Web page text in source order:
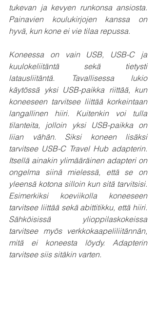
tukevan ja kevyen runkonsa ansiosta.
Painavien koulukirjojen kanssa on
hyvä, kun kone ei vie tilaa repussa.
Koneessa on vain USB, USB-C ja
kuulokeliitäntä sekä tietysti
latausliitäntä. Tavallisessa lukio
käytössä yksi USB-paikka riittää, kun
koneeseen tarvitsee liittää korkeintaan
langallinen hiiri. Kuitenkin voi tulla
tilanteita, jolloin yksi USB-paikka on
liian vähän. Siksi koneen lisäksi
tarvitsee USB-C Travel Hub adapterin.
Itsellä ainakin ylimääräinen adapteri on
ongelma siinä mielessä, että se on
yleensä kotona silloin kun sitä tarvitsisi.
Esimerkiksi koeviikolla koneeseen
tarvitsee liittää sekä abittitikku, että hiiri.
Sähköisissä ylioppilaskokeissa
tarvitsee myös verkkokaapeliliitännän,
mitä ei koneesta löydy. Adapterin
tarvitsee siis sitäkin varten.